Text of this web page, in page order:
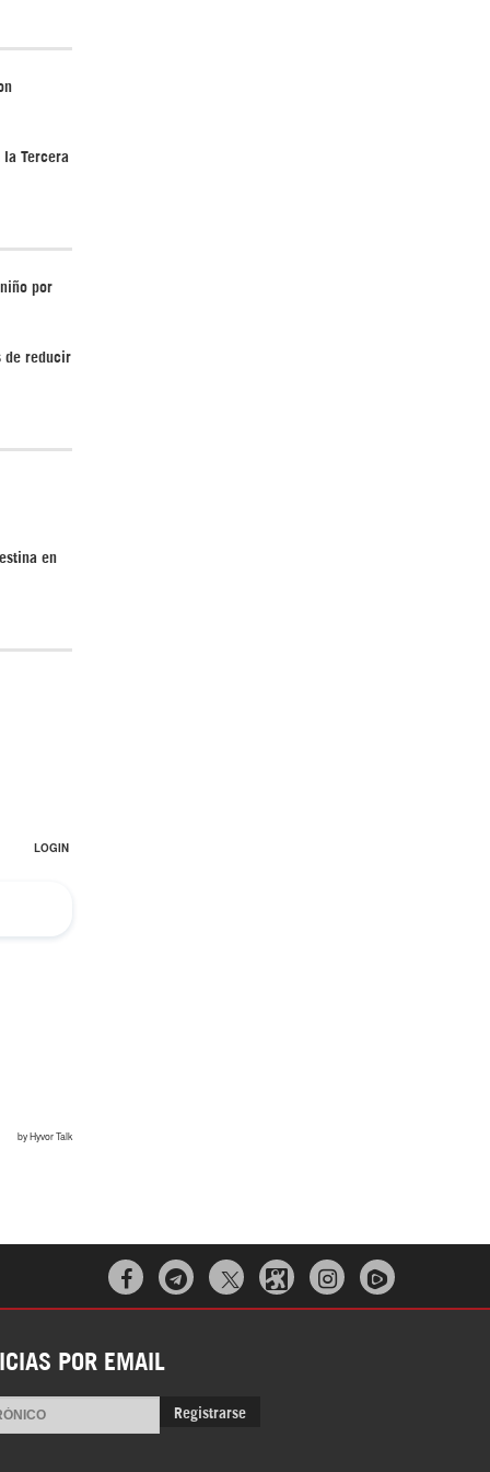
la Tercera
por
de reducir
en
  
POR EMAIL
Registrarse